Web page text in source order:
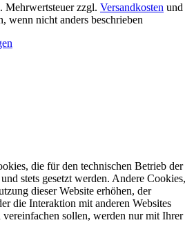
Mehrwertsteuer zzgl. Versandkosten und
wenn nicht anders beschrieben
die für den technischen Betrieb der
stets gesetzt werden. Andere Cookies,
dieser Website erhöhen, der
die Interaktion mit anderen Websites
sollen, werden nur mit Ihrer